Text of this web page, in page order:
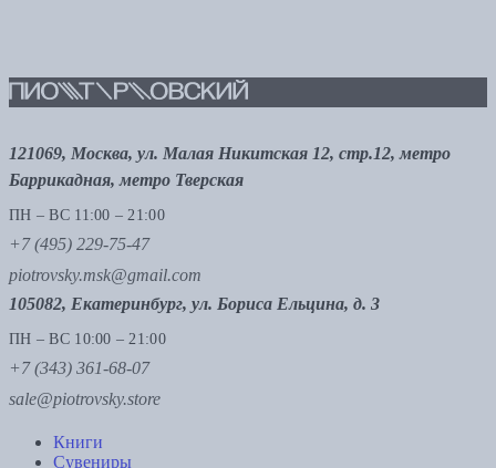
121069, Москва, ул. Малая Никитская 12, стр.12, метро
Баррикадная, метро Тверская
ПН – ВС 11:00 – 21:00
+7 (495) 229-75-47
piotrovsky.msk@gmail.com
105082, Екатеринбург, ул. Бориса Ельцина, д. 3
ПН – ВС 10:00 – 21:00
+7 (343) 361-68-07
sale@piotrovsky.store
Книги
Сувениры